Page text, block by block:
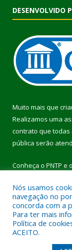
DESENVOLVIDO
Muito mais que
Realizamos uma
contrato que todas
pública serão
Conheça o PNTP e o
Todos os
Nós usamos
navegação no
concorda com a
Para ter mais
Política de
ACEITO.